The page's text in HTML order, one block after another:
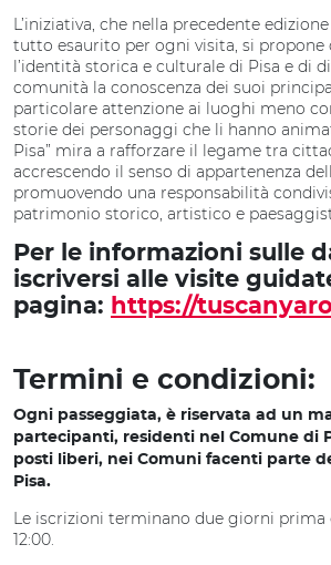
L’iniziativa, che nella precedente
tutto esaurito per ogni visita, si propone
l’identità storica e culturale di Pisa e di
comunità la conoscenza dei suoi
particolare attenzione ai luoghi meno
storie dei personaggi che li hanno
Pisa” mira a rafforzare il legame tra
accrescendo il senso di appartenenza
promuovendo una responsabilità
patrimonio storico, artistico e
Per le informazioni sulle
iscriversi alle visite
pagina: https://
Termini e condizioni:
Ogni passeggiata, è riservata ad un
partecipanti, residenti nel Comune di
posti liberi, nei Comuni facenti parte
Pisa.
Le iscrizioni terminano due giorni prima
12:00.